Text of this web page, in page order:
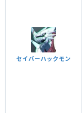
セイバーハックモン